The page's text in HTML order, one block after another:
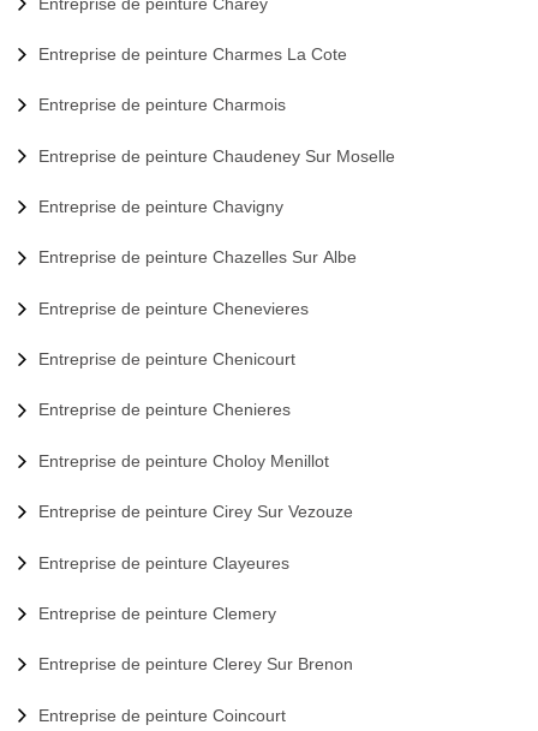
Entreprise de peinture Charmes La Cote
Entreprise de peinture Charmois
Entreprise de peinture Chaudeney Sur Moselle
Entreprise de peinture Chavigny
Entreprise de peinture Chazelles Sur Albe
Entreprise de peinture Chenevieres
Entreprise de peinture Chenicourt
Entreprise de peinture Chenieres
Entreprise de peinture Choloy Menillot
Entreprise de peinture Cirey Sur Vezouze
Entreprise de peinture Clayeures
Entreprise de peinture Clemery
Entreprise de peinture Clerey Sur Brenon
Entreprise de peinture Coincourt